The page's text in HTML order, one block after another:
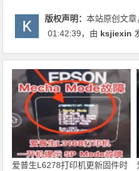
版权声明：本站原创文
01:42:39，由 ksjiexin
爱普生L6278打印机更新固件时